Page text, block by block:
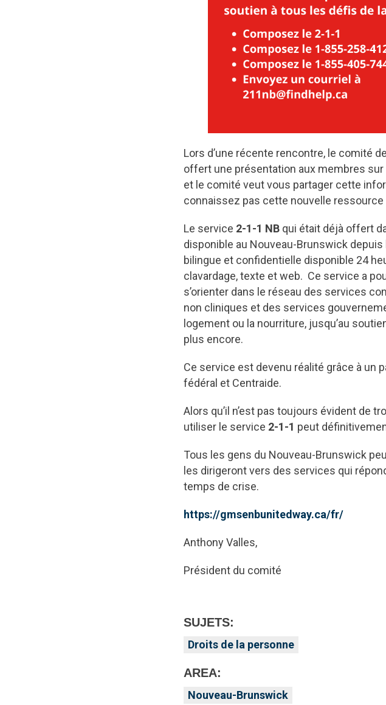
Lors d’une récente rencontre, le comité
offert une présentation aux membres
et le comité veut vous partager cette
connaissez pas cette nouvelle
Le service 2-1-1 NB qui était déjà offert
disponible au Nouveau-Brunswick
bilingue et confidentielle disponible 24
clavardage, texte et web. Ce service a
s’orienter dans le réseau des services
non cliniques et des services
logement ou la nourriture, jusqu’au
plus encore.
Ce service est devenu réalité grâce à un
fédéral et Centraide.
Alors qu’il n’est pas toujours évident de
utiliser le service 2-1-1 peut
Tous les gens du Nouveau-Brunswick
les dirigeront vers des services qui
temps de crise.
https://gmsenbunitedway.ca/fr/
Anthony Valles,
Président du comité
SUJETS:
Droits de la personne
AREA:
Nouveau-Brunswick